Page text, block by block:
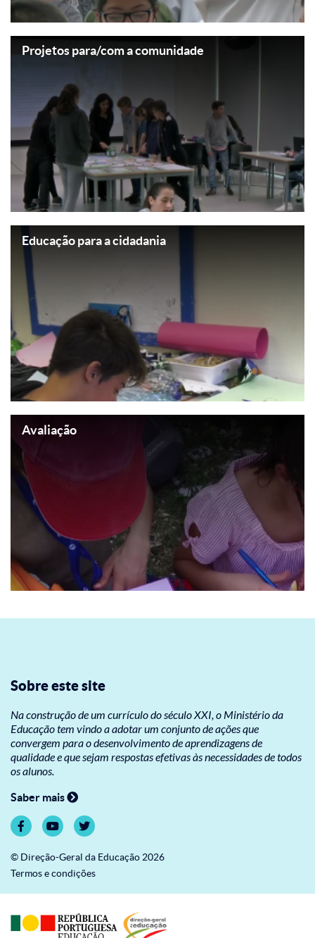
Projetos para/com a comunidade
Educação para a cidadania
Avaliação
Sobre este site
Na construção de um currículo do século XXI, o Ministério da
Educação tem vindo a adotar um conjunto de ações que
convergem para o desenvolvimento de aprendizagens de
qualidade e que sejam respostas efetivas às necessidades de todos
os alunos.
Saber mais
© Direção-Geral da Educação 2026
Termos e condições